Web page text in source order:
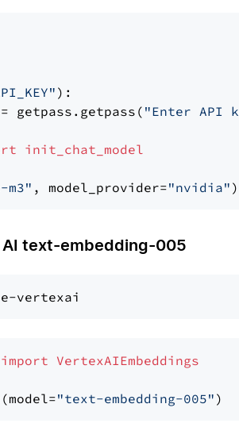
):
getpass.getpass( "Enter API
init_chat_model
m3" , model_provider="nvidia"
AI text-embedding-005
import VertexAIEmbeddings
"text-embedding-005"